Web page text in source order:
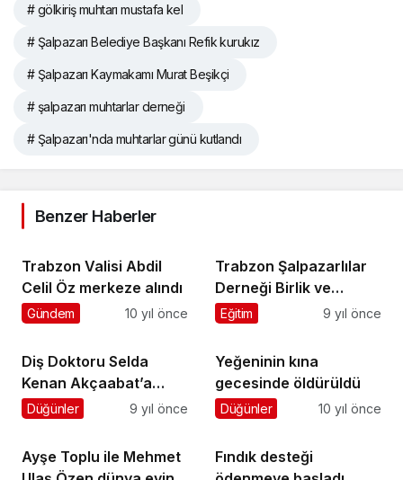
# gölkiriş muhtarı mustafa kel
# Şalpazarı Belediye Başkanı Refik kurukız
# Şalpazarı Kaymakamı Murat Beşikçi
# şalpazarı muhtarlar derneği
# Şalpazarı'nda muhtarlar günü kutlandı
Benzer Haberler
Trabzon Valisi Abdil
Celil Öz merkeze alındı
Gündem 10 yıl önce
Trabzon Şalpazarlılar
Derneği Birlik ve
Dayanışma Şenliği
Eğitim 9 yıl önce
Diş Doktoru Selda
Kenan Akçaabat’a
gelin gitti
Düğünler 9 yıl önce
Yeğeninin kına
gecesinde öldürüldü
Düğünler 10 yıl önce
Ayşe Toplu ile Mehmet
Fındık desteği